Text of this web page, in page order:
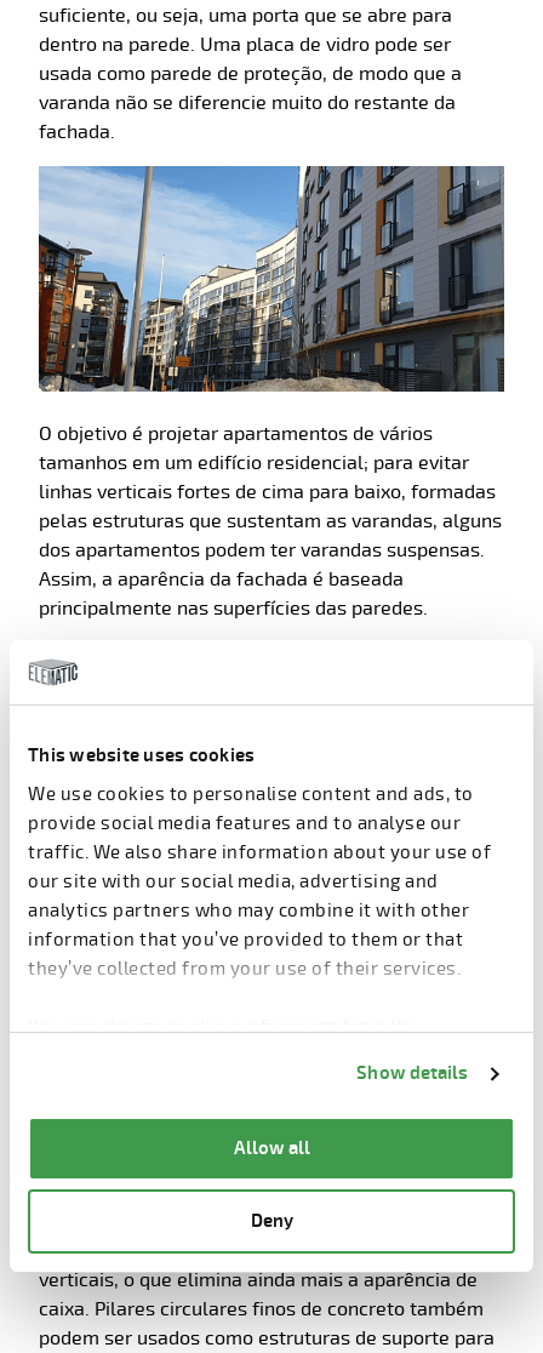
This website uses cookies
We use cookies to personalise content and ads, to
provide social media features and to analyse our
traffic. We also share information about your use of
our site with our social media, advertising and
analytics partners who may combine it with other
information that you’ve provided to them or that
they’ve collected from your use of their services.
You can change cookie preferences from the
Show details
Allow all
Deny
suficiente, ou seja, uma porta que se abre para
dentro na parede. Uma placa de vidro pode ser
usada como parede de proteção, de modo que a
varanda não se diferencie muito do restante da
fachada.
O objetivo é projetar apartamentos de vários
tamanhos em um edifício residencial; para evitar
linhas verticais fortes de cima para baixo, formadas
pelas estruturas que sustentam as varandas, alguns
dos apartamentos podem ter varandas suspensas.
Assim, a aparência da fachada é baseada
principalmente nas superfícies das paredes.
Quando todos os apartamentos têm varandas, suas
estruturas de parede de suporte de carga formam
aparência maciça e alta do edifício. Em blocos de
baixos, cria uma aparência pesada que não é
desejável.
envidraçadas e as grades das varandas também
tons de cores nas superfícies de vidro, as estruturas
o que diminui o peso da fachada. As paredes
verticais das varandas podem ter placas de
cobertura assimétricas para ocultar as linhas
verticais, o que elimina ainda mais a aparência de
caixa. Pilares circulares finos de concreto também
podem ser usados como estruturas de suporte para